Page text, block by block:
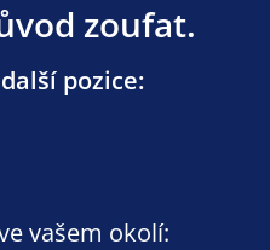
zoufat.
pozice:
vašem okolí: